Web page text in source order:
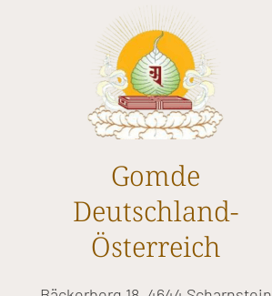
Gomde
Deutschland-
Österreich